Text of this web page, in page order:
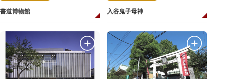
書道博物館 入谷鬼子母神